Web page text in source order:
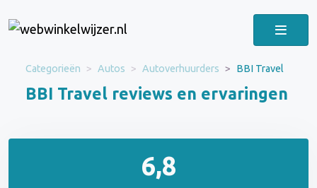
Categorieën Autos Autoverhuurders BBI Travel
BBI Travel reviews en ervaringen
6,8